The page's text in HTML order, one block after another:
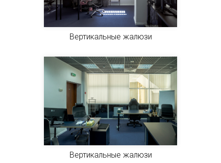
Вертикальные жалюзи
Вертикальные жалюзи